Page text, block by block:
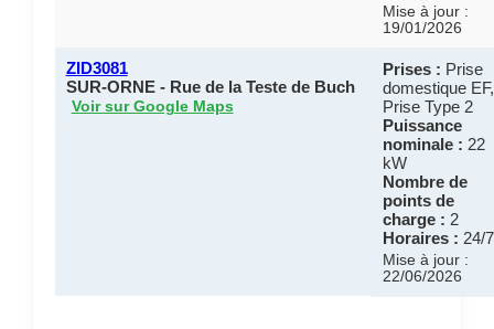
Mise à jour :
19/01/2026
ZID3081
SUR-ORNE - Rue de la Teste de Buch
Voir sur Google Maps
Prises : Prise
domestique EF,
Prise Type 2
Puissance
nominale : 22
kW
Nombre de
points de
charge : 2
Horaires : 24/7
Mise à jour :
22/06/2026